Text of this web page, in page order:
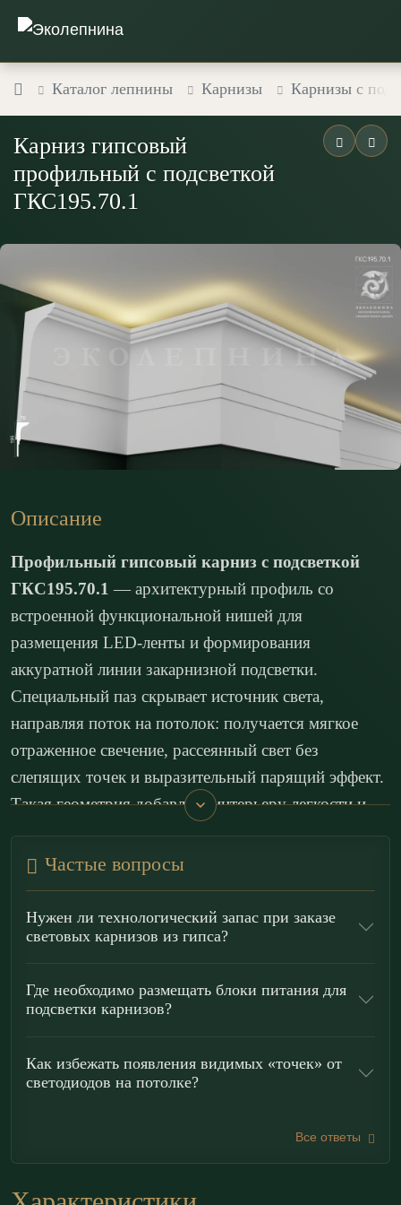
Каталог лепнины Карнизы Карнизы с
Карниз гипсовый
профильный с подсветкой
ГКС195.70.1
Описание
Профильный гипсовый карниз с подсветкой
ГКС195.70.1 — архитектурный профиль со
встроенной функциональной нишей для
размещения LED-ленты и формирования
аккуратной линии закарнизной подсветки.
Специальный паз скрывает источник света,
направляя поток на потолок: получается мягкое
отраженное свечение, рассеянный свет без
слепящих точек и выразительный парящий эффект.
Такая геометрия добавляет интерьеру легкости и
Модель ГКС195.70.1 органично работает в стилях
Карниз помогает выстраивать световой сценарий:
деликатную ночную подсветку, а также
формировать камерную атмосферу в спальне или
периметру.
Частые вопросы
Нужен ли технологический запас при заказе
световых карнизов из гипса?
Где необходимо размещать блоки питания для
подсветки карнизов?
Как избежать появления видимых «точек» от
светодиодов на потолке?
Все ответы